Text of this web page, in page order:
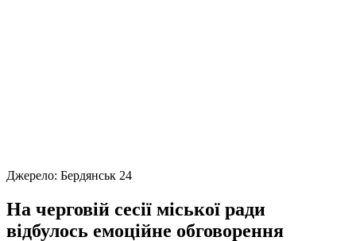
Джерело: Бердянськ 24
На черговій сесії міської ради
відбулось емоційне обговорення